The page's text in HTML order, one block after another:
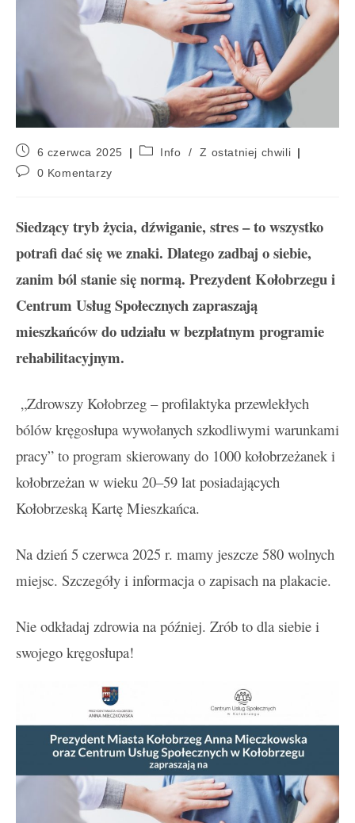
6 czerwca 2025 Info /
Z ostatniej chwili
0 Komentarzy
Siedzący tryb życia, dźwiganie, stres – to wszystko
potrafi dać się we znaki. Dlatego zadbaj o siebie,
zanim ból stanie się normą. Prezydent Kołobrzegu i
Centrum Usług Społecznych zapraszają
mieszkańców do udziału w bezpłatnym programie
rehabilitacyjnym.
„Zdrowszy Kołobrzeg – profilaktyka przewlekłych
bólów kręgosłupa wywołanych szkodliwymi warunkami
pracy” to program skierowany do 1000 kołobrzeżanek i
kołobrzeżan w wieku 20–59 lat posiadających
Kołobrzeską Kartę Mieszkańca.
Na dzień 5 czerwca 2025 r. mamy jeszcze 580 wolnych
miejsc. Szczegóły i informacja o zapisach na plakacie.
Nie odkładaj zdrowia na później. Zrób to dla siebie i
swojego kręgosłupa!